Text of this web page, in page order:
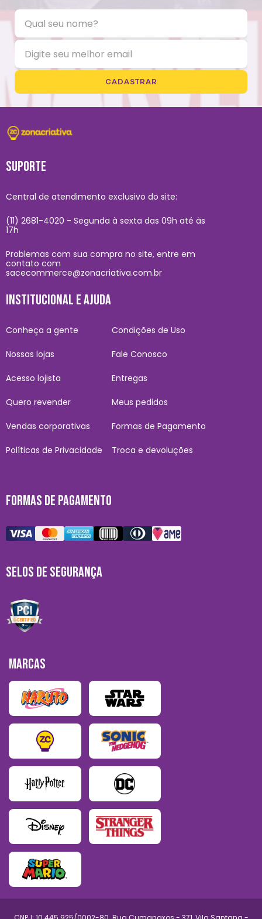
CADASTRAR
SUPORTE
Central de atendimento exclusivo do site:
(11) 2681-4020 - Segunda à sexta das 09h até às
17h
Problemas com sua compra no site, entre em
contato com
sacecommerce@zonacriativa.com.br
INSTITUCIONAL E AJUDA
Conheça a gente
Nossas lojas
Acesso lojista
Quero revender
Vendas corporativas
Políticas de Privacidade
Condições de Uso
Fale Conosco
Entregas
Meus pedidos
Formas de Pagamento
Troca e devoluções
FORMAS DE PAGAMENTO
SELOS DE SEGURANÇA
MARCAS